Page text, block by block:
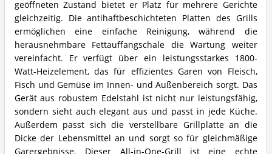
geöffneten Zustand bietet er Platz für mehrere Gerichte
gleichzeitig. Die antihaftbeschichteten Platten des Grills
ermöglichen eine einfache Reinigung, während die
herausnehmbare Fettauffangschale die Wartung weiter
vereinfacht. Er verfügt über ein leistungsstarkes 1800-
Watt-Heizelement, das für effizientes Garen von Fleisch,
Fisch und Gemüse im Innen- und Außenbereich sorgt. Das
Gerät aus robustem Edelstahl ist nicht nur leistungsfähig,
sondern sieht auch elegant aus und passt in jede Küche.
Außerdem passt sich die verstellbare Grillplatte an die
Dicke der Lebensmittel an und sorgt so für gleichmäßige